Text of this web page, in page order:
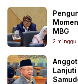
MBG
2
Lanjuti